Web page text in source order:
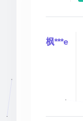
枫***e